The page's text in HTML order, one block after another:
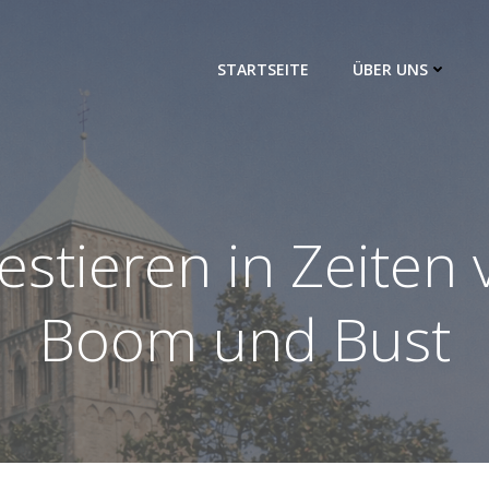
STARTSEITE ÜBER UNS
in Zeiten
Boom und Bust